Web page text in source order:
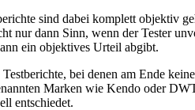
sind dabei komplett objektiv
nur dann Sinn, wenn der Tester
ein objektives Urteil abgibt.
bei denen am Ende
Marken wie Kendo oder
entschiedet.